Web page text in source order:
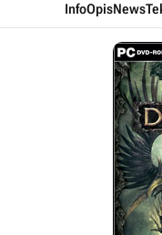
InfoOpisNews